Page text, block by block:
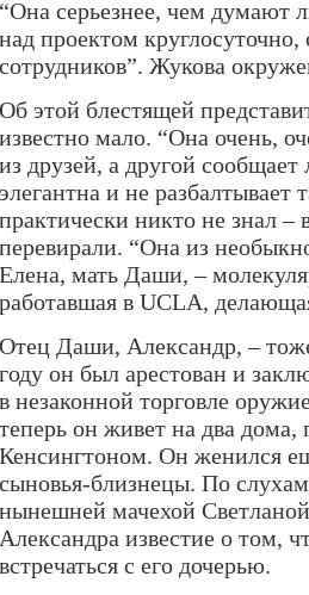
“Она серьезнее, чем думают
над проектом
сотрудников”. Жукова
Об этой блестящей
известно мало. “Она очень,
из друзей, а другой
элегантна и не разбалтывает
практически никто не знал –
перевирали. “Она из
Елена, мать Даши, –
работавшая в UCLA,
Отец Даши, Александр, –
году он был арестован и
в незаконной торговле
теперь он живет на два
Кенсингтоном. Он женился
сыновья-близнецы. По
нынешней мачехой
Александра известие о том,
встречаться с его дочерью.